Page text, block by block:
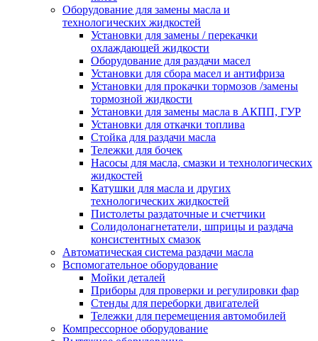
Оборудование для замены масла и
технологических жидкостей
Установки для замены / перекачки
охлаждающей жидкости
Оборудование для раздачи масел
Установки для сбора масел и антифриза
Установки для прокачки тормозов /замены
тормозной жидкости
Установки для замены масла в АКПП, ГУР
Установки для откачки топлива
Стойка для раздачи масла
Тележки для бочек
Насосы для масла, смазки и технологических
жидкостей
Катушки для масла и других
технологических жидкостей
Пистолеты раздаточные и счетчики
Солидолонагнетатели, шприцы и раздача
консистентных смазок
Автоматическая система раздачи масла
Вспомогательное оборудование
Мойки деталей
Приборы для проверки и регулировки фар
Стенды для переборки двигателей
Тележки для перемещения автомобилей
Компрессорное оборудование